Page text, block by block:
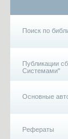
Поиск по
Публикации
Системами"
Основные
Рефераты